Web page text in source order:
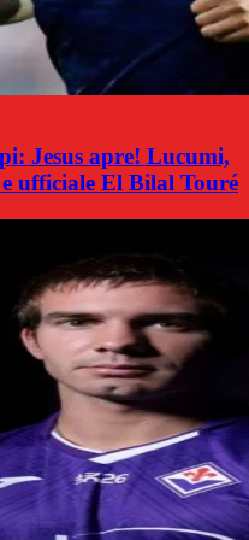
Jesus apre! Lucumi,
ufficiale El Bilal Touré